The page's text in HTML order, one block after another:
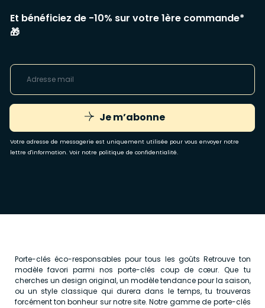
Et bénéficiez de -10% sur votre 1ère commande*
🎁
Je m’abonne
Votre adresse de messagerie est uniquement utilisée pour vous envoyer notre
lettre d'information. Voir notre politique de confidentialité.
Porte-clés éco-responsables pour tous les goûts Retrouve ton
modèle favori parmi nos porte-clés coup de cœur. Que tu
cherches un design original, un modèle tendance pour la saison,
ou un style classique qui durera dans le temps, tu trouveras
forcément ton bonheur sur notre site. Notre gamme de porte-clés